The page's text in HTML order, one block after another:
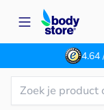
Ga naar de inhoud
4.64